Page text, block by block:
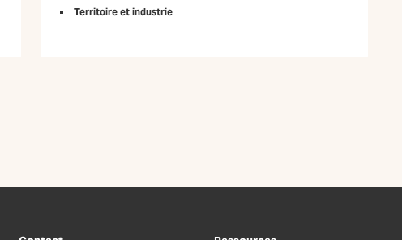
Territoire et industrie